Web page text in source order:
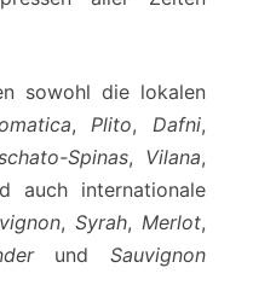
sowohl die lokalen
,Plito,Dafni,
Spinas, Vilana,
auch internationale
, Syrah, Merlot,
undSauvignon